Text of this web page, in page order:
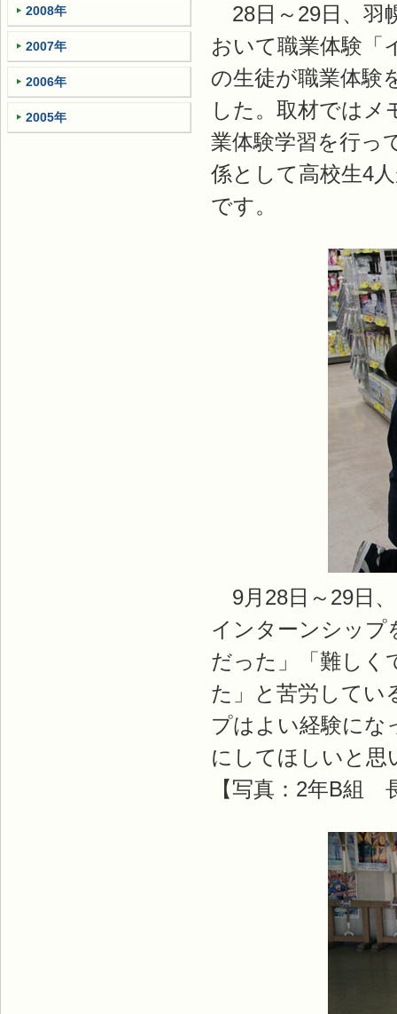
28日～29日、羽
おいて職業体験「
の生徒が職業体験
した。取材ではメ
業体験学習を行っ
係として高校生4
です。
9月28日～29日
インターンシップ
だった」「難しく
た」と苦労してい
プはよい経験にな
にしてほしいと思
【写真：2年B
2008年
2007年
2006年
2005年